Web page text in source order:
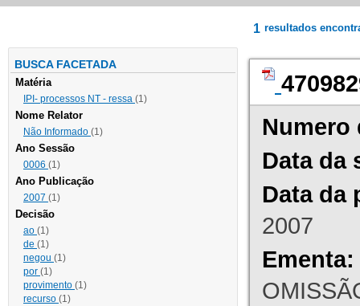
BUSCA FACETADA
Matéria
IPI- processos NT - ressa (1)
Nome Relator
Não Informado (1)
Ano Sessão
0006 (1)
Ano Publicação
2007 (1)
Decisão
ao (1)
de (1)
negou (1)
por (1)
provimento (1)
recurso (1)
1 resultados
Numero
Data da
Data da
2007
Ementa: